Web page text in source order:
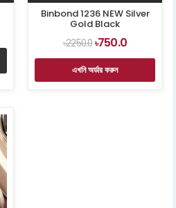
Binbond 1236 NEW Silver
Gold Black
৳2250.0৳750.0
এখনি অর্ডার করুন